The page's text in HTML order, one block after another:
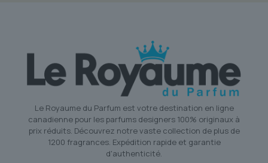
Le Royaume du Parfum est votre destination en ligne
canadienne pour les parfums designers 100% originaux à
prix réduits. Découvrez notre vaste collection de plus de
1200 fragrances. Expédition rapide et garantie
d'authenticité.